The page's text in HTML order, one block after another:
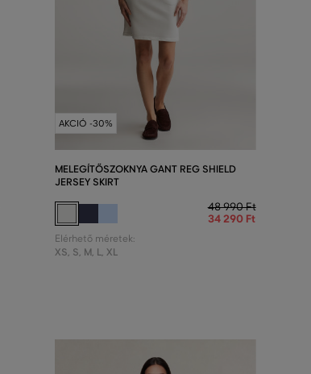
AKCIÓ -30%
MELEGÍTŐSZOKNYA GANT REG SHIELD
JERSEY SKIRT
48 990 Ft
34 290 Ft
Elérhető méretek:
XS, S, M, L, XL